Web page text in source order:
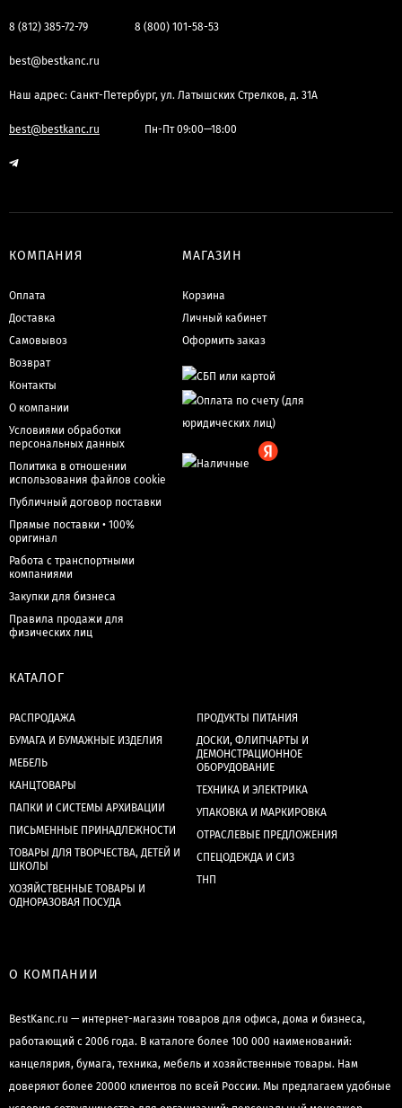
8 (812) 385-72-79 8 (800) 101-58-53
best@bestkanc.ru
Наш адрес: Санкт-Петербург, ул. Латышских Стрелков, д. 31А
best@bestkanc.ru Пн-Пт 09:00—18:00
КОМПАНИЯ
Оплата
Доставка
Самовывоз
Возврат
Контакты
О компании
Условиями обработки
персональных данных
Политика в отношении
использования файлов cookie
Публичный договор поставки
Прямые поставки • 100%
оригинал
Работа с транспортными
компаниями
Закупки для бизнеса
Правила продажи для
физических лиц
МАГАЗИН
Корзина
Личный кабинет
Оформить заказ
КАТАЛОГ
РАСПРОДАЖА
БУМАГА И БУМАЖНЫЕ ИЗДЕЛИЯ
МЕБЕЛЬ
КАНЦТОВАРЫ
ПАПКИ И СИСТЕМЫ АРХИВАЦИИ
ПИСЬМЕННЫЕ ПРИНАДЛЕЖНОСТИ
ТОВАРЫ ДЛЯ ТВОРЧЕСТВА, ДЕТЕЙ И
ШКОЛЫ
ХОЗЯЙСТВЕННЫЕ ТОВАРЫ И
ОДНОРАЗОВАЯ ПОСУДА
ПРОДУКТЫ ПИТАНИЯ
ДОСКИ, ФЛИПЧАРТЫ И
ДЕМОНСТРАЦИОННОЕ
ОБОРУДОВАНИЕ
ТЕХНИКА И ЭЛЕКТРИКА
УПАКОВКА И МАРКИРОВКА
ОТРАСЛЕВЫЕ ПРЕДЛОЖЕНИЯ
СПЕЦОДЕЖДА И СИЗ
ТНП
О КОМПАНИИ
BestKanc.ru — интернет-магазин товаров для офиса, дома и бизнеса,
работающий с 2006 года. В каталоге более 100 000 наименований:
канцелярия, бумага, техника, мебель и хозяйственные товары. Нам
доверяют более 20000 клиентов по всей России. Мы предлагаем удобные